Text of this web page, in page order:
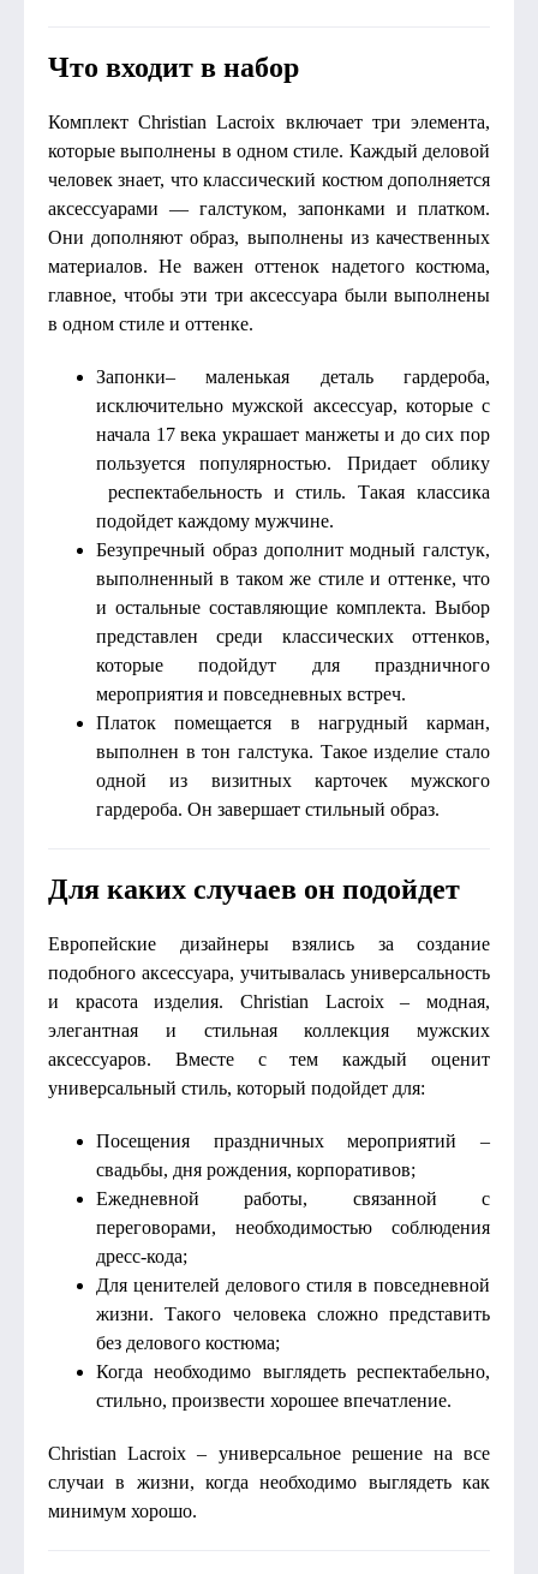
Что входит в набор
Комплект Christian Lacroix включает три элемента,
которые выполнены в одном стиле. Каждый деловой
человек знает, что классический костюм дополняется
аксессуарами — галстуком, запонками и платком.
Они дополняют образ, выполнены из качественных
материалов. Не важен оттенок надетого костюма,
главное, чтобы эти три аксессуара были выполнены
в одном стиле и оттенке.
Запонки– маленькая деталь гардероба,
исключительно мужской аксессуар, которые с
начала 17 века украшает манжеты и до сих пор
пользуется популярностью. Придает облику
респектабельность и стиль. Такая классика
подойдет каждому мужчине.
Безупречный образ дополнит модный галстук,
выполненный в таком же стиле и оттенке, что
и остальные составляющие комплекта. Выбор
представлен среди классических оттенков,
которые подойдут для праздничного
мероприятия и повседневных встреч.
Платок помещается в нагрудный карман,
выполнен в тон галстука. Такое изделие стало
одной из визитных карточек мужского
гардероба. Он завершает стильный образ.
Для каких случаев он подойдет
Европейские дизайнеры взялись за создание
подобного аксессуара, учитывалась универсальность
и красота изделия. Christian Lacroix – модная,
элегантная и стильная коллекция мужских
аксессуаров. Вместе с тем каждый оценит
универсальный стиль, который подойдет для:
Посещения праздничных мероприятий –
свадьбы, дня рождения, корпоративов;
Ежедневной работы, связанной с
переговорами, необходимостью соблюдения
дресс-кода;
Для ценителей делового стиля в повседневной
жизни. Такого человека сложно представить
без делового костюма;
Когда необходимо выглядеть респектабельно,
стильно, произвести хорошее впечатление.
Christian Lacroix – универсальное решение на все
случаи в жизни, когда необходимо выглядеть как
минимум хорошо.